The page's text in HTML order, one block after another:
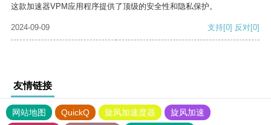
这款加速器VPM应用程序提供了顶级的安全性和隐私保护。
2024-09-09 支持[0] 反对[0]
友情链接
网站地图 QuickQ 旋风加速度器
旋风加速